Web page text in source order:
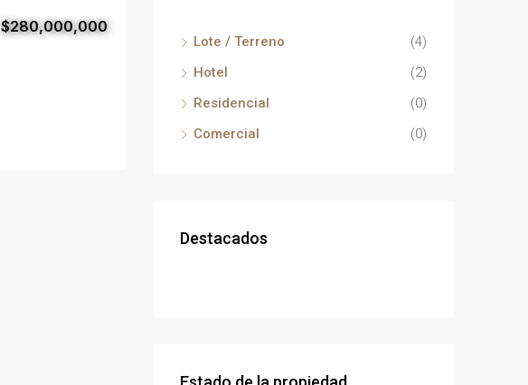
$280,000,000
Lote / Terreno
(4)
Hotel
(2)
Residencial
(0)
Comercial
(0)
Destacados